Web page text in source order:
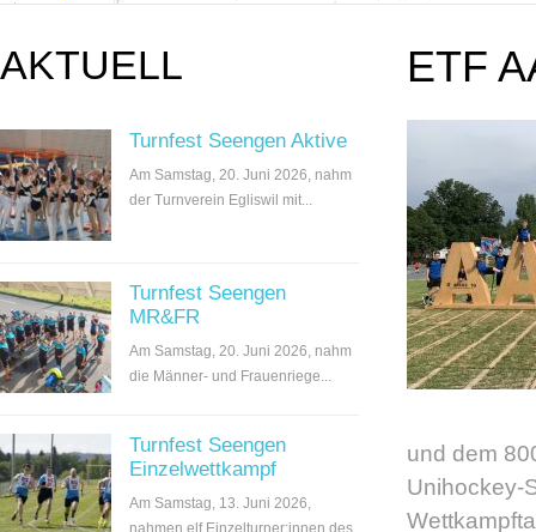
AKTUELL
Turnfest Seengen Aktive
Am Samstag, 20. Juni 2026, nahm
der Turnverein Egliswil mit...
Turnfest Seengen
MR&FR
Am Samstag, 20. Juni 2026, nahm
die Männer- und Frauenriege...
Turnfest Seengen
Einzelwettkampf
Am Samstag, 13. Juni 2026,
nahmen elf Einzelturner:innen des
ETF
und dem
Unihockey-